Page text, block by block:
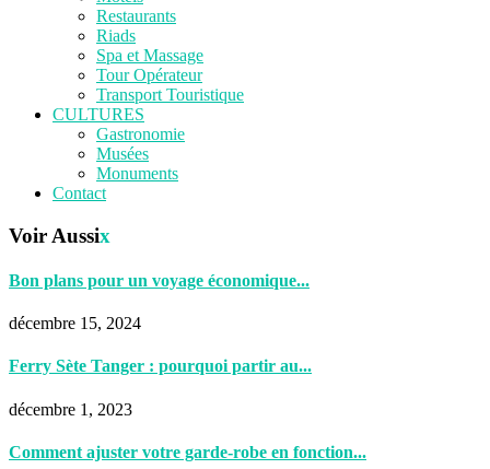
Restaurants
Riads
Spa et Massage
Tour Opérateur
Transport Touristique
CULTURES
Gastronomie
Musées
Monuments
Contact
Voir Aussix
Bon plans pour un voyage économique...
décembre 15, 2024
Ferry Sète Tanger : pourquoi partir au...
décembre 1, 2023
Comment ajuster votre garde-robe en fonction...